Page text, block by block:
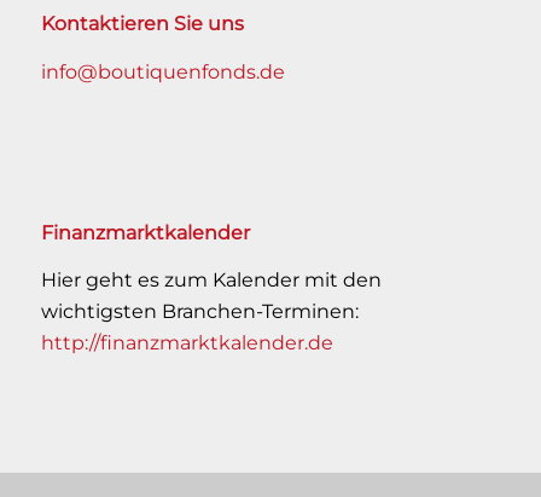
Kontaktieren Sie uns
info@boutiquenfonds.de
Finanzmarktkalender
Hier geht es zum Kalender mit den
wichtigsten Branchen-Terminen:
http://finanzmarktkalender.de